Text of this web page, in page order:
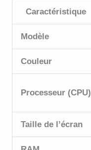
Caractéristique
Modèle
Couleur
Processeur (CPU)
Taille de l’écran